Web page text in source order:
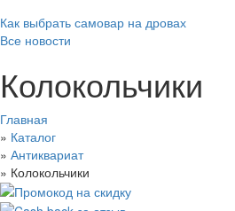
Как выбрать самовар на дровах
Все новости
Колокольчики
Главная
» Каталог
» Антиквариат
» Колокольчики